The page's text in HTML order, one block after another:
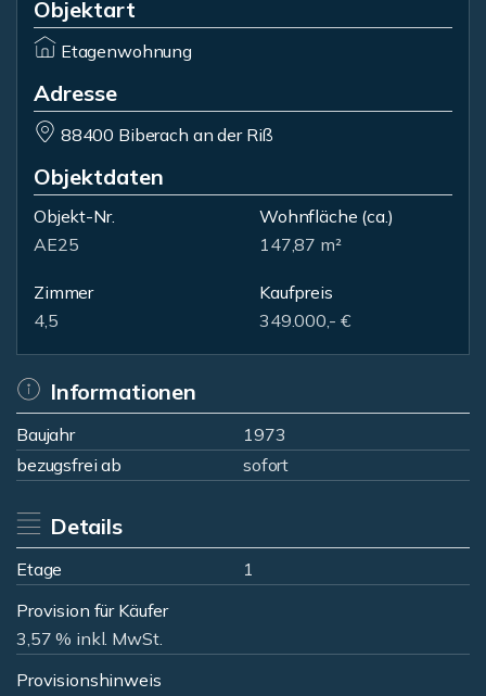
Objektart
Etagenwohnung
Adresse
88400 Biberach an der Riß
Objektdaten
Objekt-Nr.
AE25
Wohnfläche (ca.)
147,87 m²
Zimmer
4,5
Kaufpreis
349.000,- €
Informationen
Baujahr
1973
bezugsfrei ab
sofort
Details
Etage
1
Provision für Käufer
3,57 % inkl. MwSt.
Provisionshinweis